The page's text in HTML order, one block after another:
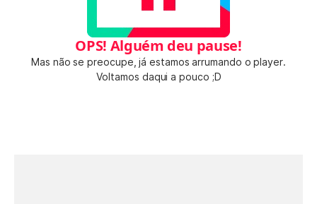
OPS! Alguém deu pause!
Mas não se preocupe, já estamos arrumando o player.
Voltamos daqui a pouco ;D